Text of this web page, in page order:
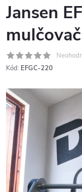
Jansen
Kód: EFGC-220